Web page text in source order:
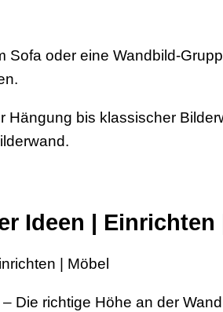
Sofa oder eine Wandbild-
Hängung bis klassischer
Ideen |
| Möbel
Die richtige Höhe an der